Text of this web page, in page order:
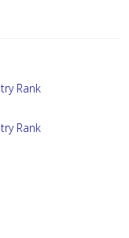
35, 2025, 4